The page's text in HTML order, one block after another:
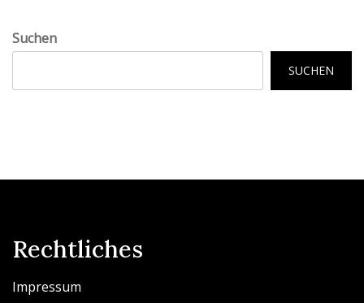
Suchen
SUCHEN
Rechtliches
Impressum